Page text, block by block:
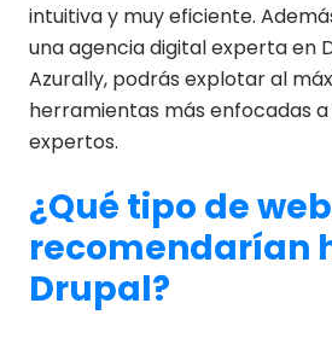
intuitiva y muy eficiente.
una agencia digital experta en
Azurally, podrás explotar al
herramientas más enfocadas
expertos.
¿Qué tipo de
recomendarían
Drupal?